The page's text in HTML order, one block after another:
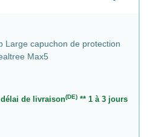
Large capuchon de protection
Max5
de livraison(DE)** 1 à 3 jours